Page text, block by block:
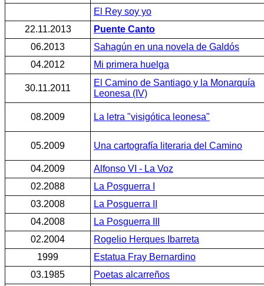
El Rey soy yo
22.11.2013
Puente Canto
06.2013
Sahagún en una novela de Galdós
04.2012
Mi primera huelga
30.11.2011
El Camino de Santiago y la Monarquía
Leonesa (IV)
08.2009 La letra "visigótica leonesa"
05.2009 Una cartografía literaria del Camino
04.2009
Alfonso VI - La Voz
02.2088
La Posguerra I
03.2008
La Posguerra II
04.2008
La Posguerra III
02.2004
Rogelio Herques Ibarreta
1999
Estatua Fray Bernardino
03.1985
Poetas alcarreños